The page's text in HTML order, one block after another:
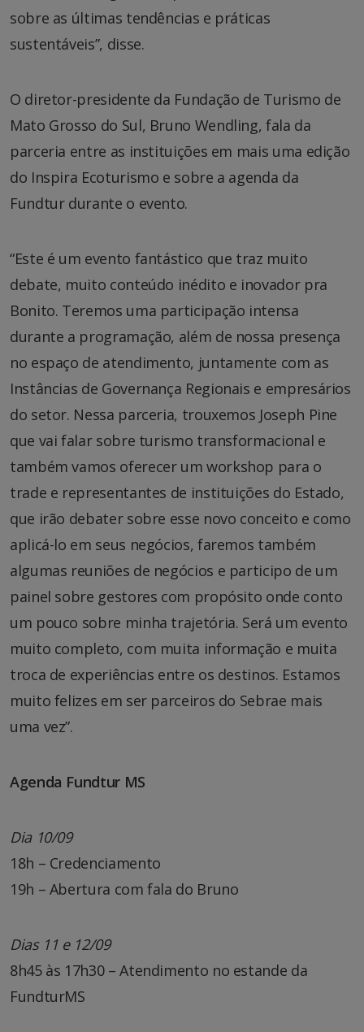
sobre as últimas tendências e práticas
sustentáveis”, disse.
O diretor-presidente da Fundação de Turismo de
Mato Grosso do Sul, Bruno Wendling, fala da
parceria entre as instituições em mais uma edição
do Inspira Ecoturismo e sobre a agenda da
Fundtur durante o evento.
“Este é um evento fantástico que traz muito
debate, muito conteúdo inédito e inovador pra
Bonito. Teremos uma participação intensa
durante a programação, além de nossa presença
no espaço de atendimento, juntamente com as
Instâncias de Governança Regionais e empresários
do setor. Nessa parceria, trouxemos Joseph Pine
que vai falar sobre turismo transformacional e
também vamos oferecer um workshop para o
trade e representantes de instituições do Estado,
que irão debater sobre esse novo conceito e como
aplicá-lo em seus negócios, faremos também
algumas reuniões de negócios e participo de um
painel sobre gestores com propósito onde conto
um pouco sobre minha trajetória. Será um evento
muito completo, com muita informação e muita
troca de experiências entre os destinos. Estamos
muito felizes em ser parceiros do Sebrae mais
uma vez”.
Agenda Fundtur MS
Dia 10/09
18h – Credenciamento
19h – Abertura com fala do Bruno
Dias 11 e 12/09
8h45 às 17h30 – Atendimento no estande da
FundturMS